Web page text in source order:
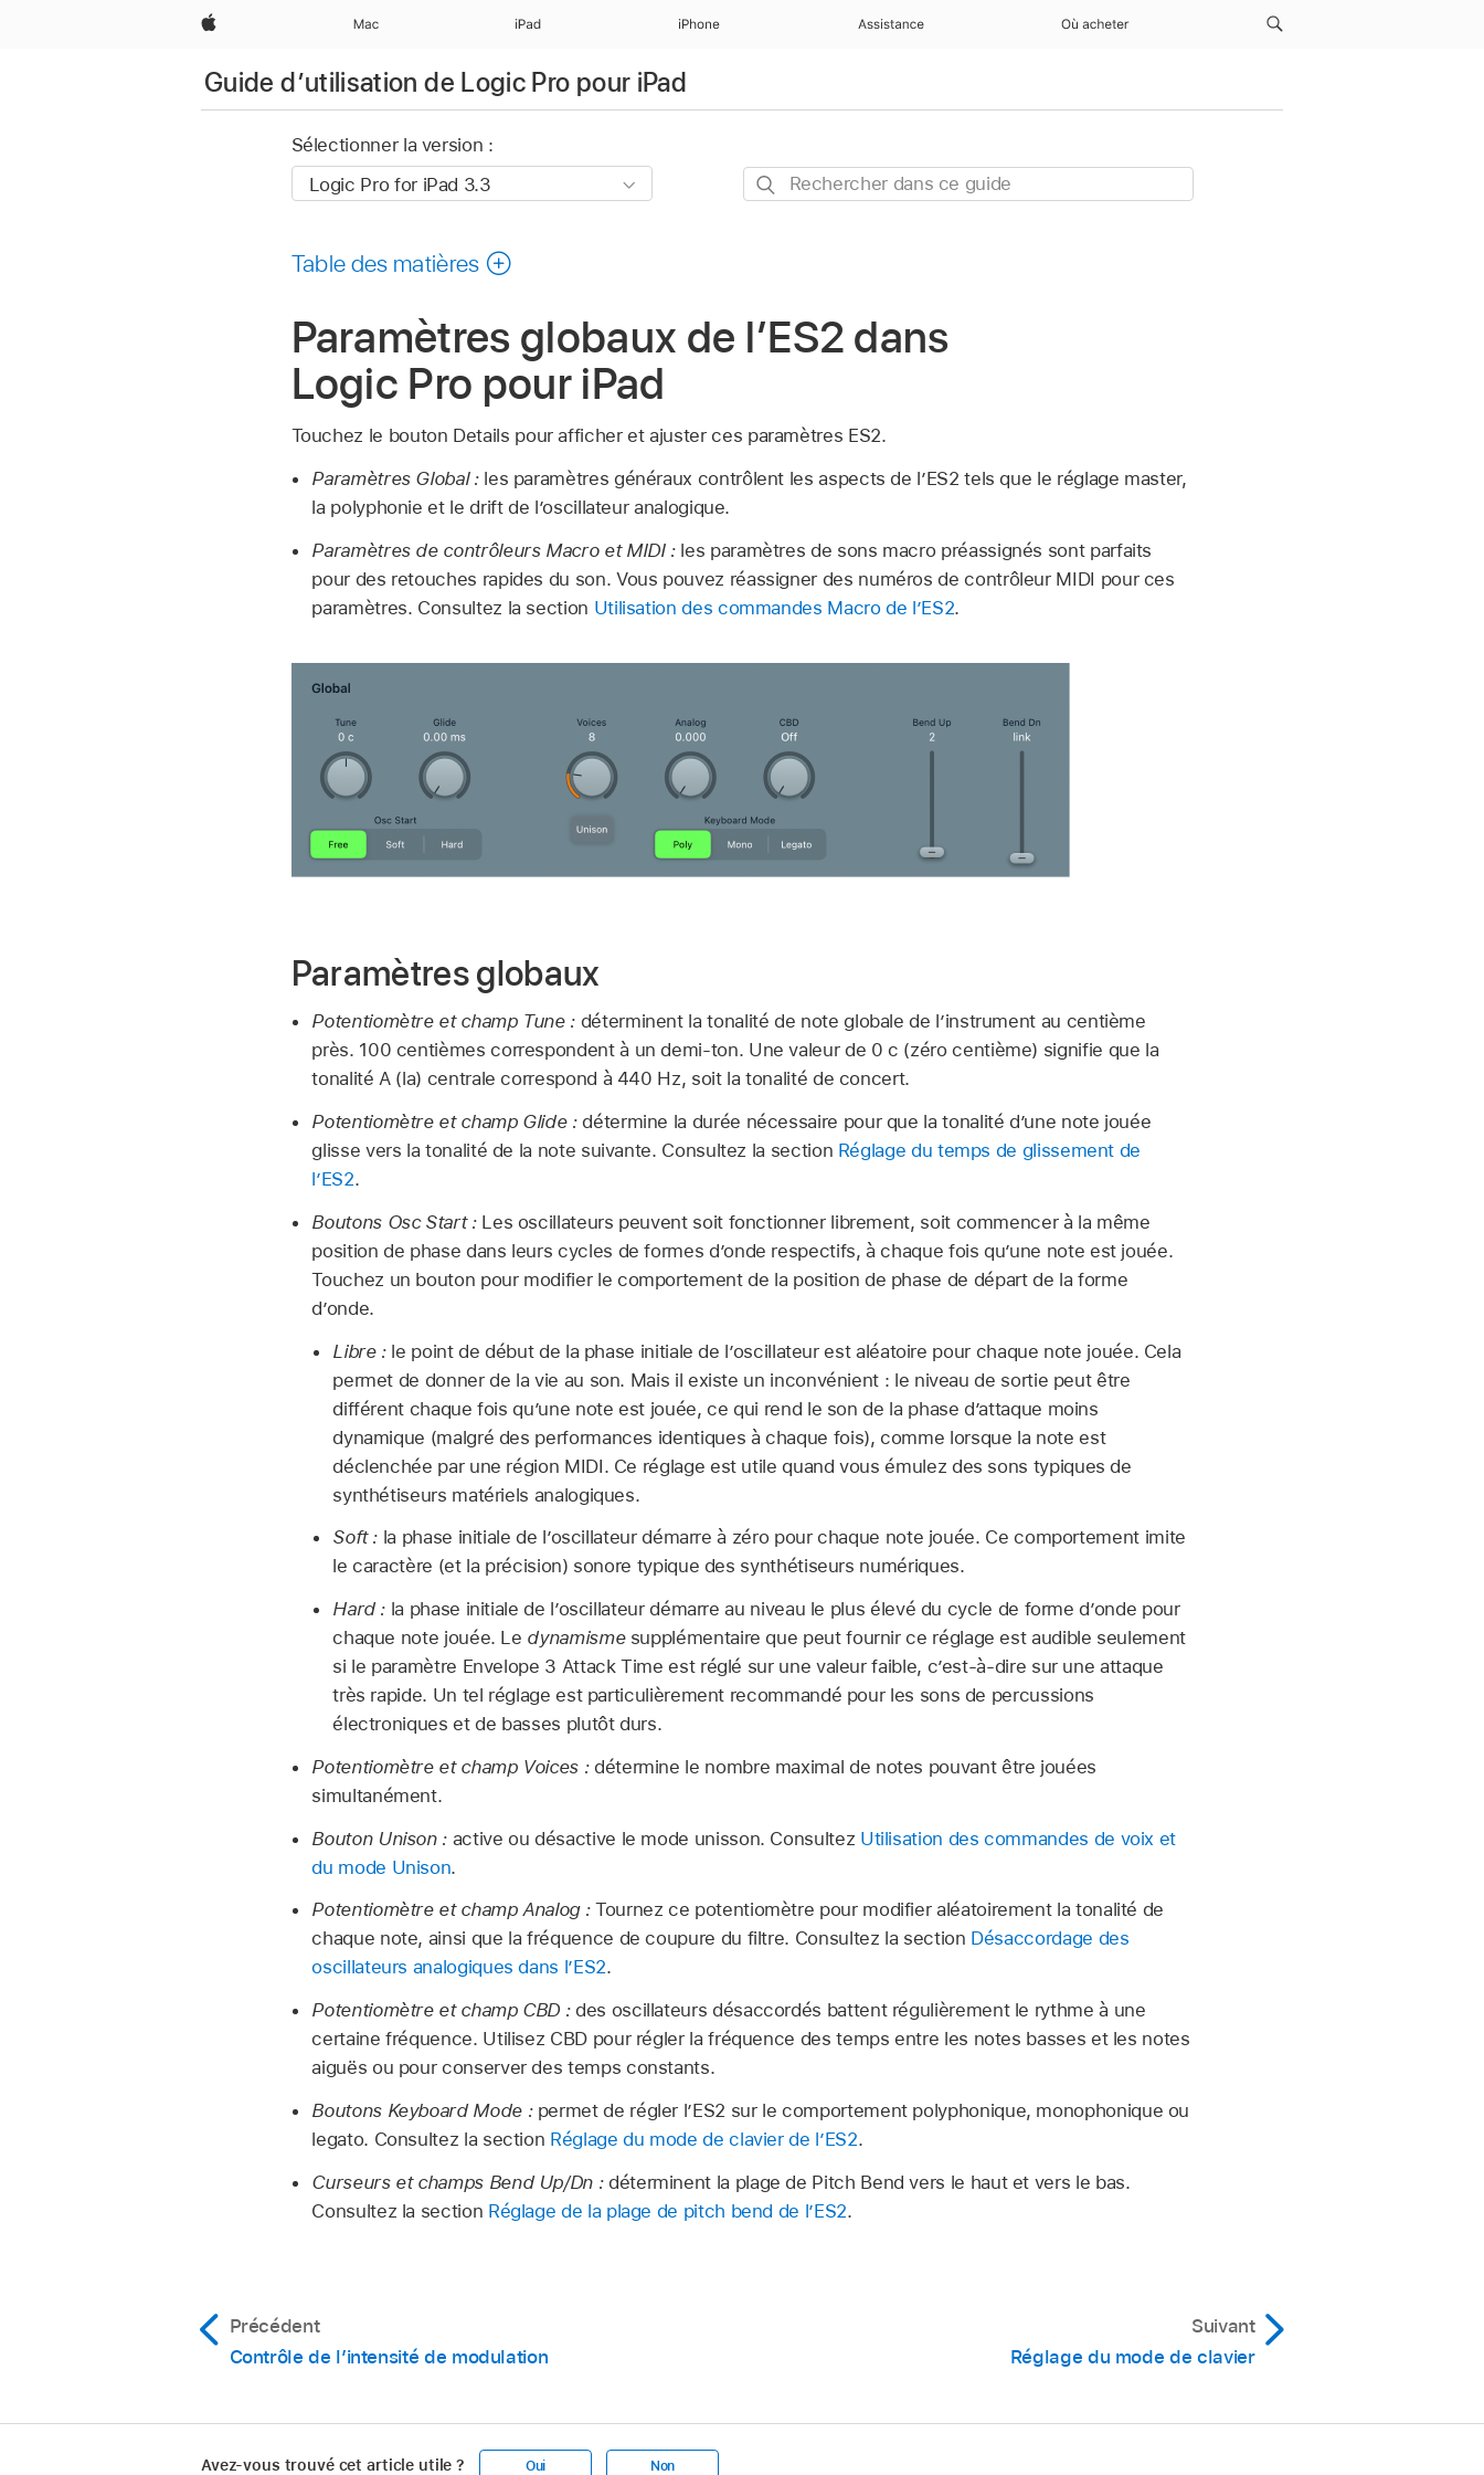
Apple Mac iPad iPhone Assistance Où acheter
Guide d’utilisation de Logic Pro pour iPad
Sélectionner la version :
Rechercher
Table des matières
Paramètres globaux de l’ES2 dans
Logic Pro pour iPad
Touchez le bouton Details pour afficher et ajuster ces paramètres ES2.
Paramètres Global :les paramètres généraux contrôlent les aspects de l’ES2 tels que le réglage master,
la polyphonie et le drift de l’oscillateur analogique.
Paramètres de contrôleurs Macro et MIDI :les paramètres de sons macro préassignés sont parfaits
pour des retouches rapides du son. Vous pouvez réassigner des numéros de contrôleur MIDI pour ces
paramètres. Consultez la section Utilisation des commandes Macro de l’ES2.
Paramètres globaux
Potentiomètre et champ Tune : déterminent la tonalité de note globale de l’instrument au centième
près. 100 centièmes correspondent à un demi-ton. Une valeur de 0 c (zéro centième) signifie que la
tonalité A (la) centrale correspond à 440 Hz, soit la tonalité de concert.
Potentiomètre et champ Glide :détermine la durée nécessaire pour que la tonalité d’une note jouée
glisse vers la tonalité de la note suivante. Consultez la section Réglage du temps de glissement de
l’ES2.
Boutons Osc Start :Les oscillateurs peuvent soit fonctionner librement, soit commencer à la même
position de phase dans leurs cycles de formes d’onde respectifs, à chaque fois qu’une note est jouée.
Touchez un bouton pour modifier le comportement de la position de phase de départ de la forme
d’onde.
Libre :le point de début de la phase initiale de l’oscillateur est aléatoire pour chaque note jouée. Cela
permet de donner de la vie au son. Mais il existe un inconvénient : le niveau de sortie peut être
différent chaque fois qu’une note est jouée, ce qui rend le son de la phase d’attaque moins
dynamique (malgré des performances identiques à chaque fois), comme lorsque la note est
déclenchée par une région MIDI. Ce réglage est utile quand vous émulez des sons typiques de
synthétiseurs matériels analogiques.
Soft : la phase initiale de l’oscillateur démarre à zéro pour chaque note jouée. Ce comportement imite
le caractère (et la précision) sonore typique des synthétiseurs numériques.
Hard : la phase initiale de l’oscillateur démarre au niveau le plus élevé du cycle de forme d’onde pour
chaque note jouée. Le dynamismesupplémentaire que peut fournir ce réglage est audible seulement
si le paramètre Envelope 3 Attack Time est réglé sur une valeur faible, c’est-à-dire sur une attaque
très rapide. Un tel réglage est particulièrement recommandé pour les sons de percussions
électroniques et de basses plutôt durs.
Potentiomètre et champ Voices :détermine le nombre maximal de notes pouvant être jouées
simultanément.
Bouton Unison : active ou désactive le mode unisson. Consultez Utilisation des commandes de voix et
du mode Unison.
Potentiomètre et champ Analog :Tournez ce potentiomètre pour modifier aléatoirement la tonalité de
chaque note, ainsi que la fréquence de coupure du filtre. Consultez la section Désaccordage des
oscillateurs analogiques dans l’ES2.
Potentiomètre et champ CBD :des oscillateurs désaccordés battent régulièrement le rythme à une
certaine fréquence. Utilisez CBD pour régler la fréquence des temps entre les notes basses et les notes
aiguës ou pour conserver des temps constants.
Boutons Keyboard Mode :permet de régler l’ES2 sur le comportement polyphonique, monophonique ou
legato. Consultez la section Réglage du mode de clavier de l’ES2.
Curseurs et champs Bend Up/Dn :déterminent la plage de Pitch Bend vers le haut et vers le bas.
Consultez la section Réglage de la plage de pitch bend de l’ES2.
Précédent
Contrôle de l’intensité de modulation
Suivant
Réglage du mode de clavier
Avez-vous trouvé cet article utile ? Oui Non